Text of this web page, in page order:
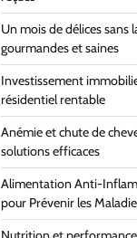
Un mois de délices sans
gourmandes et saines
Investissement
résidentiel rentable
Anémie et chute de
solutions efficaces
Alimentation Anti-
pour Prévenir les